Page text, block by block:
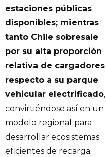
estaciones públicas
disponibles; mientras
tanto Chile sobresale
por su alta proporción
relativa de cargadores
respecto a su parque
vehicular electrificado,
convirtiéndose así en un
modelo regional para
desarrollar ecosistemas
eficientes de recarga.